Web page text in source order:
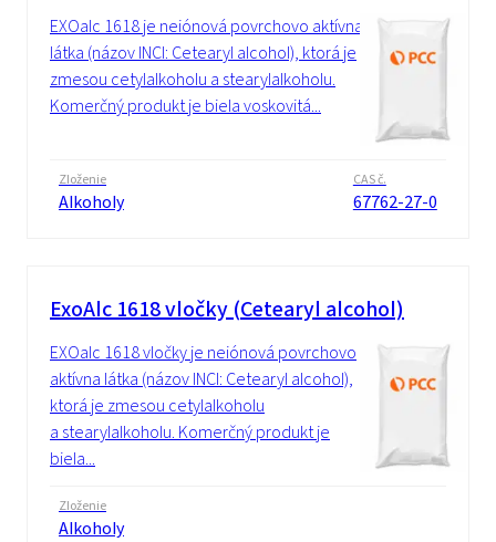
EXOalc 1618 je neiónová povrchovo aktívna
látka (názov INCI: Cetearyl alcohol), ktorá je
zmesou cetylalkoholu a stearylalkoholu.
Komerčný produkt je biela voskovitá...
Zloženie
Alkoholy
CAS č.
67762-27-0
ExoAlc 1618 vločky (Cetearyl alcohol)
EXOalc 1618 vločky je neiónová povrchovo
aktívna látka (názov INCI: Cetearyl alcohol),
ktorá je zmesou cetylalkoholu
a stearylalkoholu. Komerčný produkt je
biela...
Zloženie
Alkoholy